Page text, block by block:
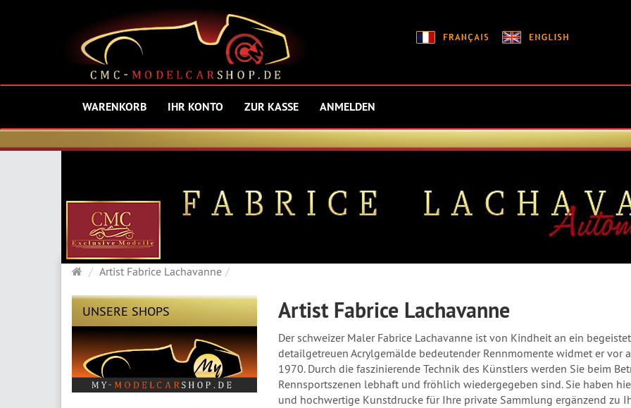
WARENKORB IHR KONTO ZUR KASSE ANMELDEN
Startseite
Artist Fabrice Lachavanne
UNSERE SHOPS Artist Fabrice Lachavanne
Der schweizer Maler Fabrice Lachavanne ist von Kindheit an ein
detailgetreuen Acrylgemälde bedeutender Rennmomente widmet er vor
1970. Durch die faszinierende Technik des Künstlers werden Sie beim
Rennsportszenen lebhaft und fröhlich wiedergegeben sind. Sie haben
und hochwertige Kunstdrucke für Ihre private Sammlung ergänzend zu